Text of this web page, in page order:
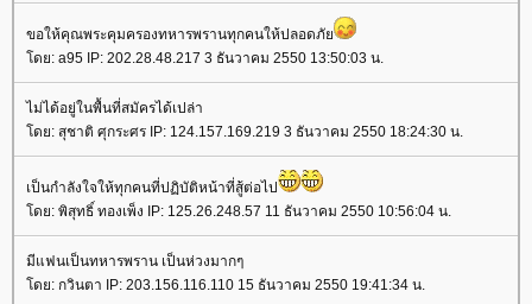
ขอให้คุณพระคุมครองทหารพรานทุกคนให้ปลอดภั
ดย: a95 IP: 202.28.48.217 3 ธันวาคม 2550 13:50:03 น.
ไม่ได้อยู่ในพื้นที่สมัครได้เปล่า
ดย: สุชาติ ศุกระศร IP: 124.157.169.219 3 ธันวาคม 2550 18:24:30 น.
เป็นกำลังใจให้ทุกคนที่ปฏิบัติหน้าที่สู้ต่อไป
ดย: พิสุทธิ์ ทองเพ็ง IP: 125.26.248.57 11 ธันวาคม 2550 10:56:04 น.
มีแฟนเป็นทหารพราน เป็นห่วงมากๆ
ดย: กวินตา IP: 203.156.116.110 15 ธันวาคม 2550 19:41:34 น.